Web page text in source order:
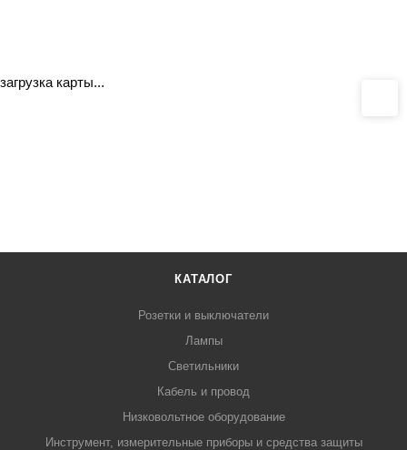
загрузка карты...
КАТАЛОГ
Розетки и выключатели
Лампы
Светильники
Кабель и провод
Низковольтное оборудование
Инструмент, измерительные приборы и средства защиты